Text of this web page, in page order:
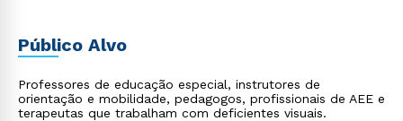
Público Alvo
Professores de educação especial, instrutores de
orientação e mobilidade, pedagogos, profissionais de AEE e
terapeutas que trabalham com deficientes visuais.